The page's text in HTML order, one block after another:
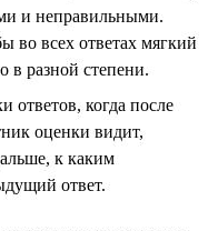
и неправильными.
во всех ответах мягкий
в разной степени.
ответов, когда после
оценки видит,
к каким
ответ.